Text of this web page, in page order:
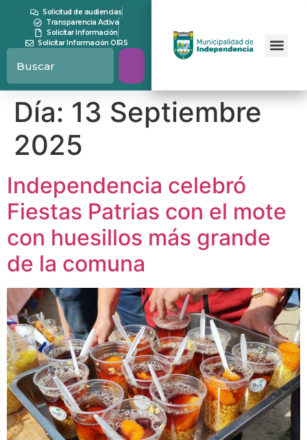
contenidoSolicitud de audiencias
Transparencia Activa
Solicitar Información
Solicitar Información OIRS
Día: 13 Septiembre
2025
Independencia celebró
Fiestas Patrias con el mote
con huesillos más grande
de la comuna